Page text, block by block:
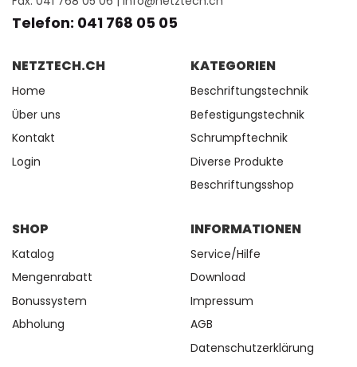
Telefon: 041 768 05 05
NETZTECH.CH
Home
Über uns
Kontakt
Login
KATEGORIEN
Beschriftungstechnik
Befestigungstechnik
Schrumpftechnik
Diverse Produkte
Beschriftungsshop
SHOP
Katalog
Mengenrabatt
Bonussystem
Abholung
INFORMATIONEN
Service/Hilfe
Download
Impressum
AGB
Datenschutzerklärung